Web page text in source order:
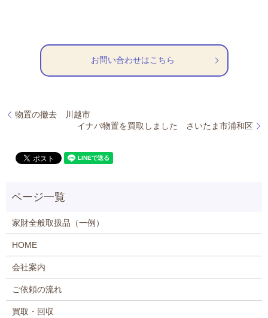
お問い合わせはこちら
物置の撤去 川越市
イナバ物置を買取しました さいたま市浦和区
家財全般取扱品（一例）
HOME
会社案内
ご依頼の流れ
買取・回収